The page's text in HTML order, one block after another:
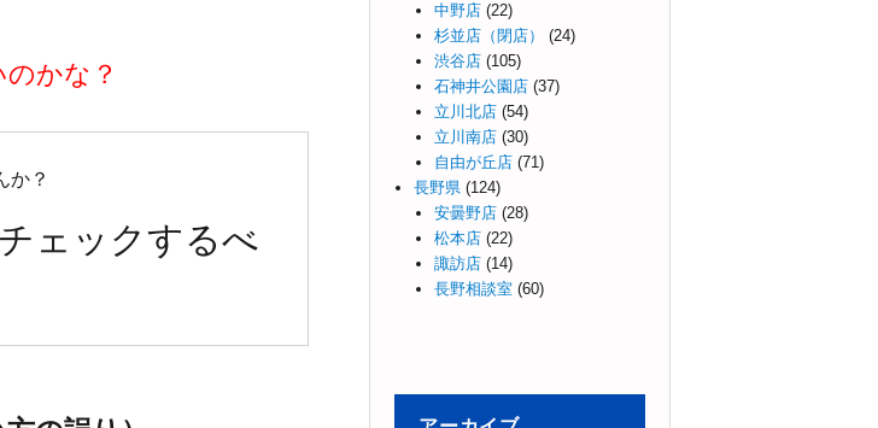
かな？
か？
ェックするべ
中野店(22)
杉並店（閉店）
(24)
渋谷店(105)
石神井公園店(37)
立川北店(54)
立川南店(30)
自由が丘店(71)
長野県 (124)
安曇野店(28)
松本店(22)
諏訪店(14)
長野相談室(60)